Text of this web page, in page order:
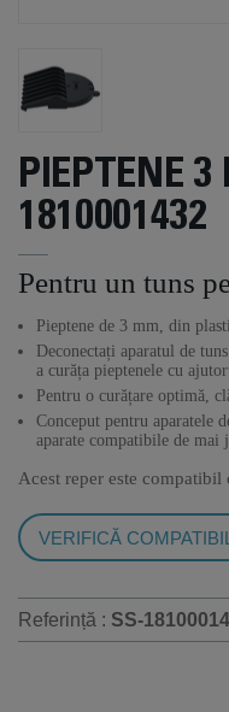
PIEPTENE
1810001432
Pentru un tuns
Pieptene de 3 mm, din
Deconectați aparatul de
a curăța pieptenele cu
Pentru o curățare optimă,
Conceput pentru aparatele
aparate compatibile de mai
Acest reper este compatibil
VERIFICĂ
Referință : SS-